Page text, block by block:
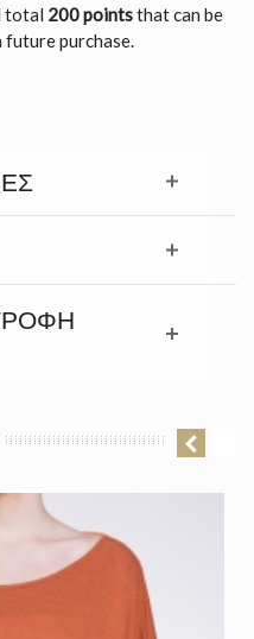
total 200 pointsthat can be
purchase.